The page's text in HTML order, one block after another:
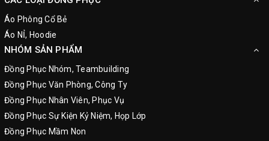
Áo Phông Cổ Bẻ
Áo NỈ, Hoodie
NHÓM SẢN PHẨM
Đồng Phục Nhóm, Teambuilding
Đồng Phục Văn Phòng, Công Ty
Đồng Phục Nhân Viên, Phục Vụ
Đồng Phục Sự Kiện Kỷ Niệm, Họp Lớp
Đồng Phục Mầm Non